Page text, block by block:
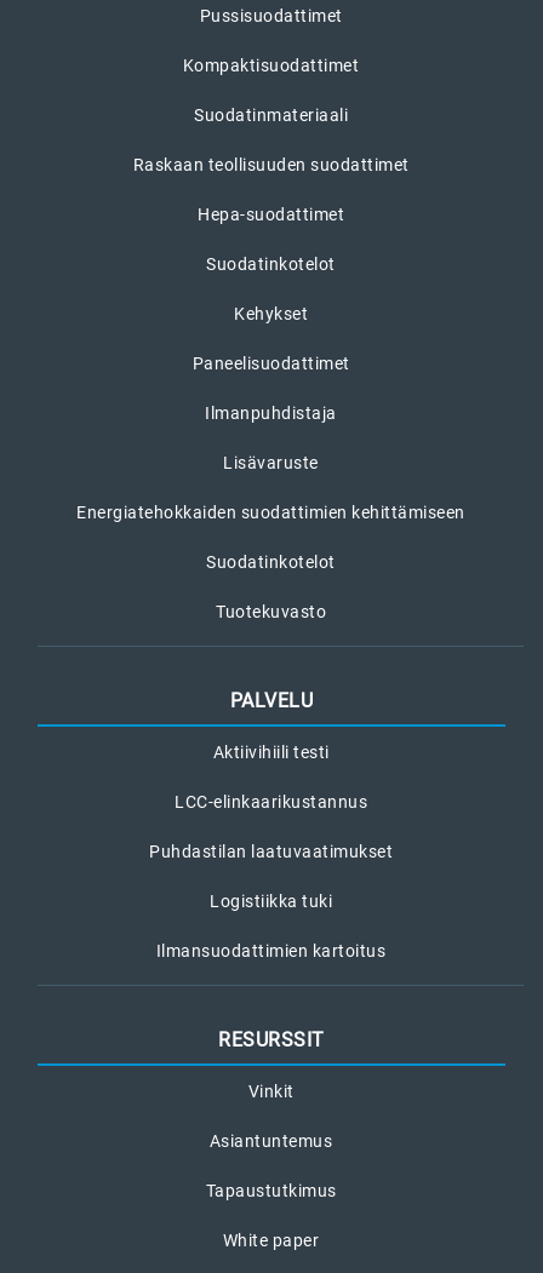
Pussisuodattimet
Kompaktisuodattimet
Suodatinmateriaali
Raskaan teollisuuden suodattimet
Hepa-suodattimet
Suodatinkotelot
Kehykset
Paneelisuodattimet
Ilmanpuhdistaja
Lisävaruste
Energiatehokkaiden suodattimien kehittämiseen
Suodatinkotelot
Tuotekuvasto
PALVELU
Aktiivihiili testi
LCC-elinkaarikustannus
Puhdastilan laatuvaatimukset
Logistiikka tuki
Ilmansuodattimien kartoitus
RESURSSIT
Vinkit
Asiantuntemus
Tapaustutkimus
White paper